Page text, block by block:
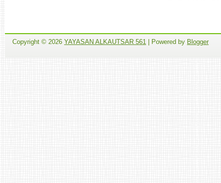
Copyright © 2026 YAYASAN ALKAUTSAR 561 | Powered by Blogger